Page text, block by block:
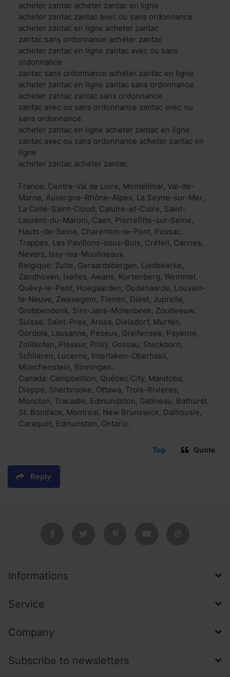
acheter zantac acheter zantac en ligne
acheter zantac zantac avec ou sans ordonnance
acheter zantac en ligne acheter zantac
zantac sans ordonnance acheter zantac
acheter zantac en ligne zantac avec ou sans
ordonnance
zantac sans ordonnance acheter zantac en ligne
acheter zantac en ligne zantac sans ordonnance
acheter zantac zantac sans ordonnance
zantac avec ou sans ordonnance zantac avec ou
sans ordonnance
acheter zantac en ligne acheter zantac en ligne
zantac avec ou sans ordonnance acheter zantac en
ligne
acheter zantac acheter zantac
France: Centre-Val de Loire, Montélimar, Val-de-
Marne, Auvergne-Rhône-Alpes, La Seyne-sur-Mer,
La Celle-Saint-Cloud, Caluire-et-Cuire, Saint-
Laurent-du-Maroni, Caen, Pierrefitte-sur-Seine,
Hauts-de-Seine, Charenton-le-Pont, Pessac,
Trappes, Les Pavillons-sous-Bois, Créteil, Cannes,
Nevers, Issy-les-Moulineaux.
Belgique: Zulte, Geraardsbergen, Liedekerke,
Zandhoven, Ixelles, Awans, Kortenberg, Wemmel,
Quévy-le-Petit, Hoegaarden, Oudenaarde, Louvain-
la-Neuve, Zwevegem, Tienen, Diest, Juprelle,
Grobbendonk, Sint-Jans-Molenbeek, Zoutleeuw.
Suisse: Saint-Prex, Arosa, Dielsdorf, Murten,
Gordola, Lausanne, Peseux, Greifensee, Payerne,
Zollikofen, Plessur, Prilly, Gossau, Steckborn,
Schlieren, Lucerne, Interlaken-Oberhasli,
Münchenstein, Binningen.
Canada: Campbellton, Québec City, Manitoba,
Dieppe, Sherbrooke, Ottawa, Trois-Rivieres,
Moncton, Tracadie, Edmundston, Gatineau, Bathurst,
St. Boniface, Montreal, New Brunswick, Dalhousie,
Caraquet, Edmunston, Ontario.
Top Quote
Reply
Informations
Service
Company
Subscribe to newsletters